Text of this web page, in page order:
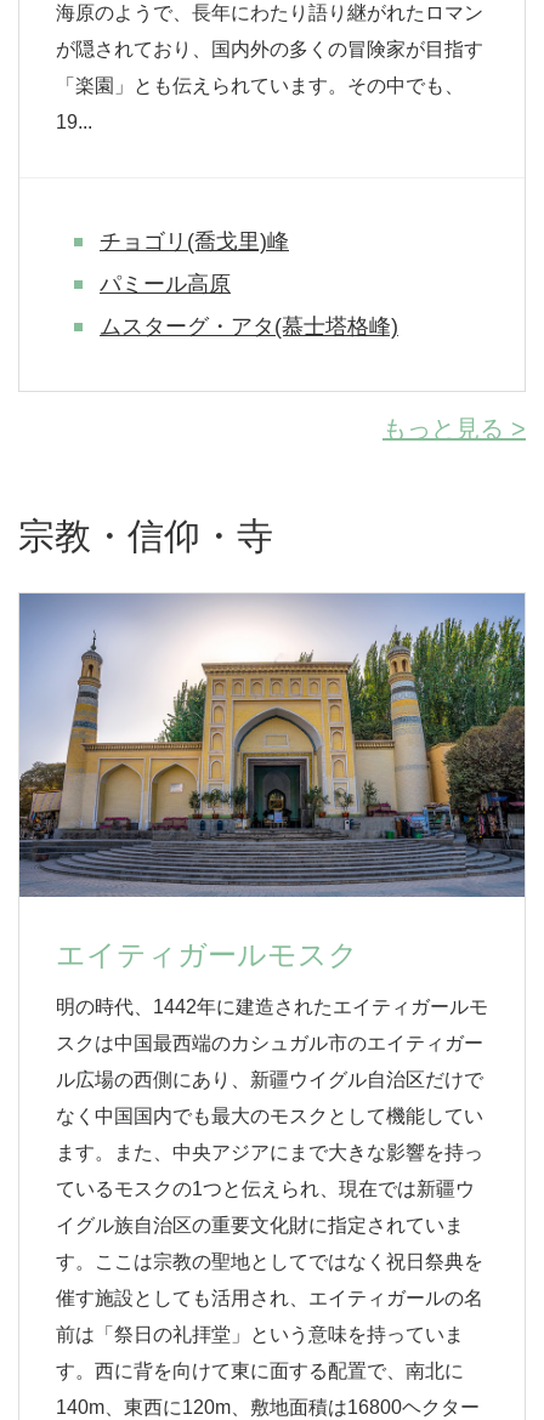
海原のようで、長年にわたり語り継がれたロマン
が隠されており、国内外の多くの冒険家が目指す
「楽園」とも伝えられています。その中でも、
19...
チョゴリ(喬戈里)峰
パミール高原
ムスターグ・アタ(慕士塔格峰)
もっと見る >
宗教・信仰・寺
エイティガールモスク
明の時代、1442年に建造されたエイティガールモ
スクは中国最西端のカシュガル市のエイティガー
ル広場の西側にあり、新疆ウイグル自治区だけで
なく中国国内でも最大のモスクとして機能してい
ます。また、中央アジアにまで大きな影響を持っ
ているモスクの1つと伝えられ、現在では新疆ウ
イグル族自治区の重要文化財に指定されていま
す。ここは宗教の聖地としてではなく祝日祭典を
催す施設としても活用され、エイティガールの名
前は「祭日の礼拝堂」という意味を持っていま
す。西に背を向けて東に面する配置で、南北に
140m、東西に120m、敷地面積は16800ヘクター